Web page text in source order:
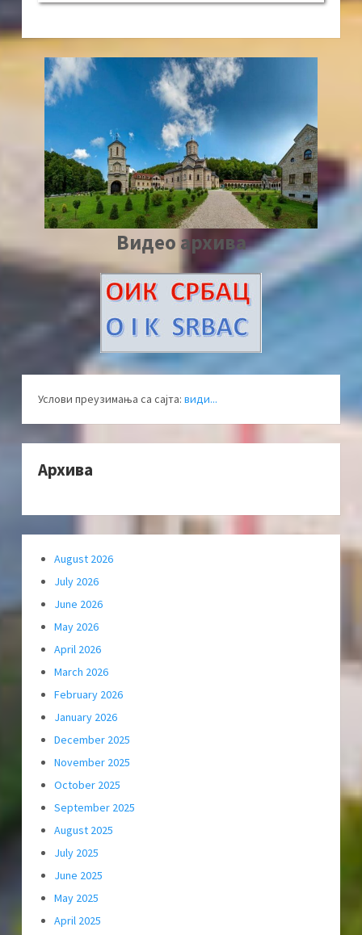
Видео архива
Услови преузимања са сајта: види...
Архива
August 2026
July 2026
June 2026
May 2026
April 2026
March 2026
February 2026
January 2026
December 2025
November 2025
October 2025
September 2025
August 2025
July 2025
June 2025
May 2025
April 2025